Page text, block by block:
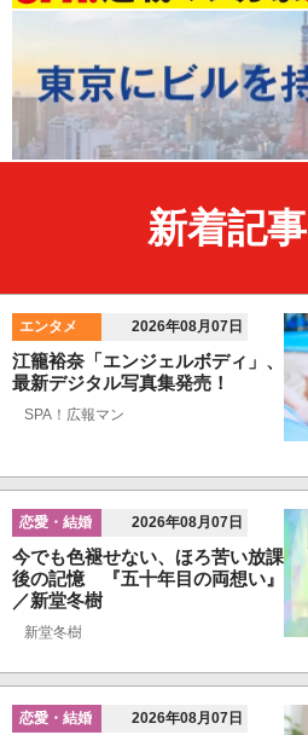
新着記事
エンタメ 2026年08月07日
江籠裕奈「エンジェルボディ」、
最新デジタル写真集発売！
SPA！広報マン
恋愛・結婚 2026年08月07日
今でも色褪せない、ほろ苦い放課
後の記憶 『五十年目の両想い』
／新堂冬樹
新堂冬樹
恋愛・結婚 2026年08月07日